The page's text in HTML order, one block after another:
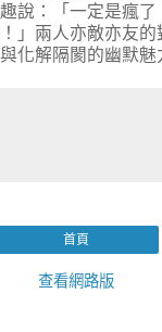
說：「一定是瘋了
」兩人亦敵亦友的
化解隔閡的幽默魅
首頁
查看網路版